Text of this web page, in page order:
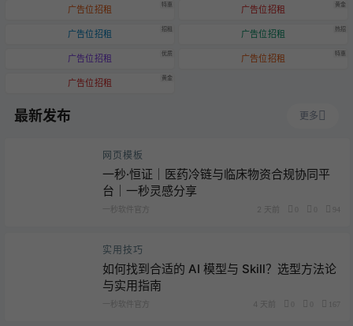
广告位招租 特惠 广告位招租 黄金
广告位招租 招租 广告位招租 热招
广告位招租 优质 广告位招租 特惠
广告位招租 黄金
最新发布 更多
网页模板
一秒·恒证｜医药冷链与临床物资合规协同平
台｜一秒灵感分享
一秒软件官方 94
实用技巧
如何找到合适的 AI 模型与 Skill？选型方法论
与实用指南
一秒软件官方 167